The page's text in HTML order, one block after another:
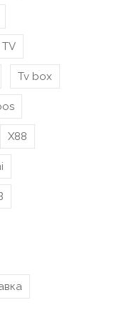
TV
Tv box
X88